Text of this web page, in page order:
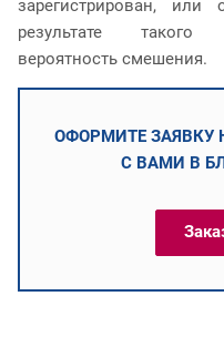
зарегистрирован,
результате такого
вероятность смешения.
ОФОРМИТЕ ЗАЯВКУ
С ВАМИ В